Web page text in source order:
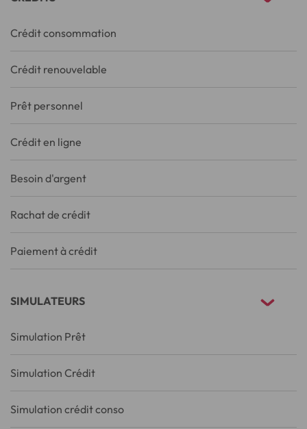
Crédit consommation
Crédit renouvelable
Prêt personnel
Crédit en ligne
Besoin d'argent
Rachat de crédit
Paiement à crédit
SIMULATEURS
Simulation Prêt
Simulation Crédit
Simulation crédit conso